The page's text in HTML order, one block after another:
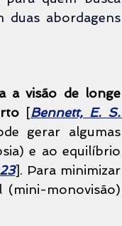
duas abordagens
[Bennett, E. S.
gerar algumas
e ao equilíbrio
]. Para minimizar
(mini-monovisão)